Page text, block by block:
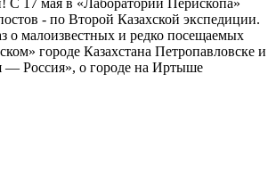
С 17 мая в «Лаборатории Перископа»
- по Второй Казахской экспедиции.
о малоизвестных и редко посещаемых
городе Казахстана Петропавловске и
— Россия», о городе на Иртыше